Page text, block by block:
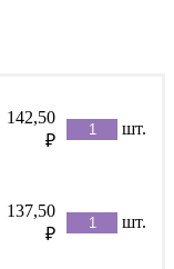
142,50
₽
шт.
137,50
₽
шт.